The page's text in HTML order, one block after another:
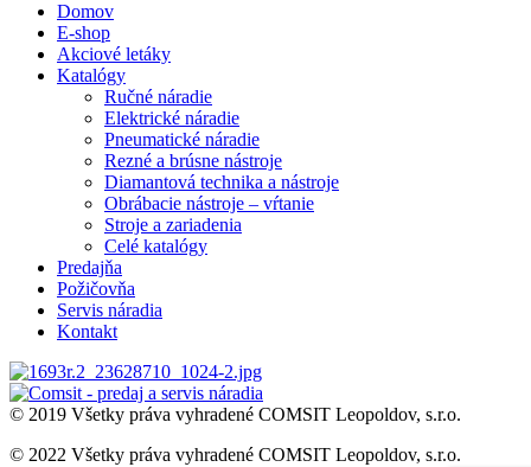
Domov
E-shop
Akciové letáky
Katalógy
Ručné náradie
Elektrické náradie
Pneumatické náradie
Rezné a brúsne nástroje
Diamantová technika a nástroje
Obrábacie nástroje – vŕtanie
Stroje a zariadenia
Celé katalógy
Predajňa
Požičovňa
Servis náradia
Kontakt
© 2019 Všetky práva vyhradené COMSIT Leopoldov, s.r.o.
© 2022 Všetky práva vyhradené COMSIT Leopoldov, s.r.o.